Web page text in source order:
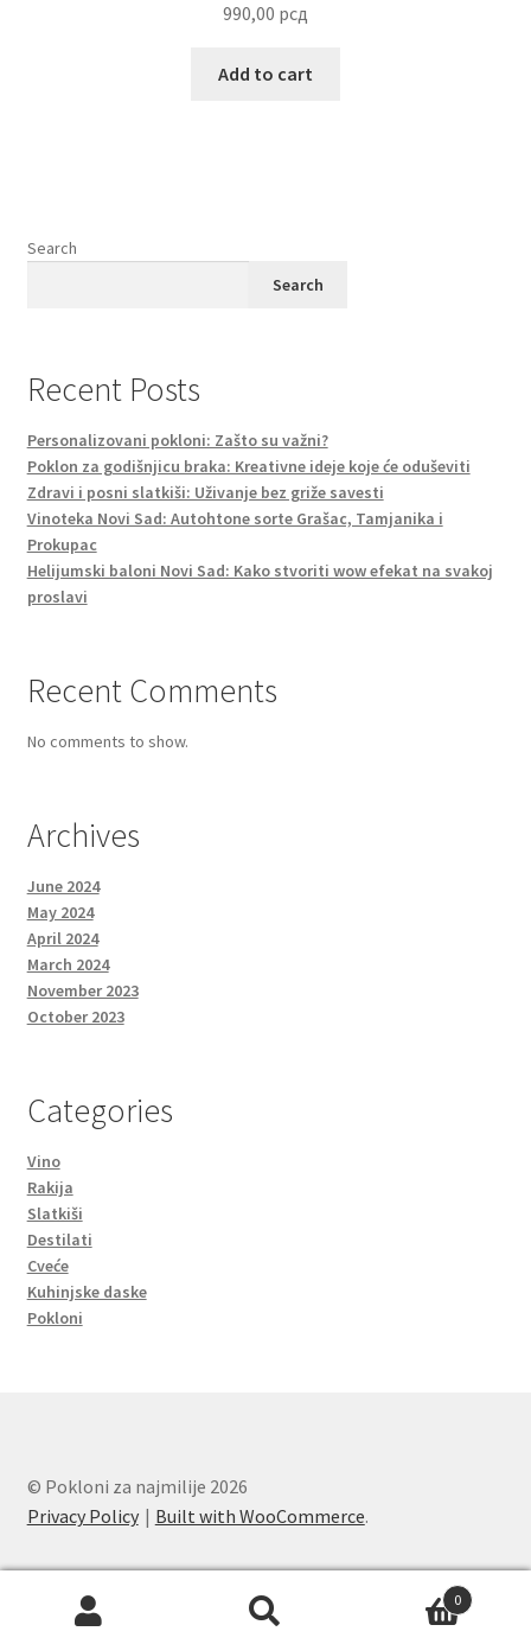
990,00 рсд
Add to cart
Search
Search
Recent Posts
Personalizovani pokloni: Zašto su važni?
Poklon za godišnjicu braka: Kreativne ideje koje će oduševiti
Zdravi i posni slatkiši: Uživanje bez griže savesti
Vinoteka Novi Sad: Autohtone sorte Grašac, Tamjanika i
Prokupac
Helijumski baloni Novi Sad: Kako stvoriti wow efekat na svakoj
proslavi
Recent Comments
No comments to show.
Archives
June 2024
May 2024
April 2024
March 2024
November 2023
October 2023
Categories
Vino
Rakija
Slatkiši
Destilati
Cveće
Kuhinjske daske
Pokloni
© Pokloni za najmilije 2026
Privacy Policy
Built with WooCommerce.
0